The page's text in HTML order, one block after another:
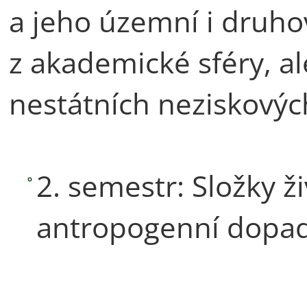
a jeho územní i
z akademické sféry,
nestátních
2. semestr: Složky
antropogenní